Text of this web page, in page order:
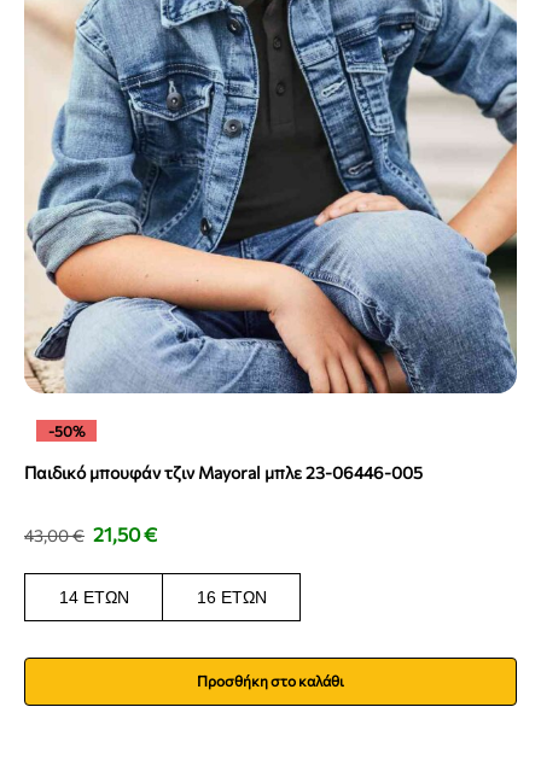
-50%
Παιδικό μπουφάν τζιν Mayoral μπλε 23-06446-005
43,00€ 21,50€
14 ΕΤΏΝ 16 ΕΤΏΝ
Προσθήκη στο καλάθι